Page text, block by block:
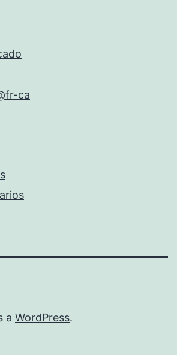
ca
a WordPress.